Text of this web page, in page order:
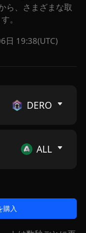
ら、さまざまな取
。
日 19:38(UTC)
DERO
ALL
購入